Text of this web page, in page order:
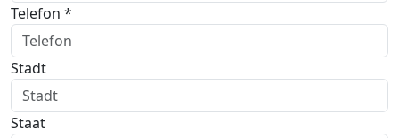
Telefon *
Stadt
Staat